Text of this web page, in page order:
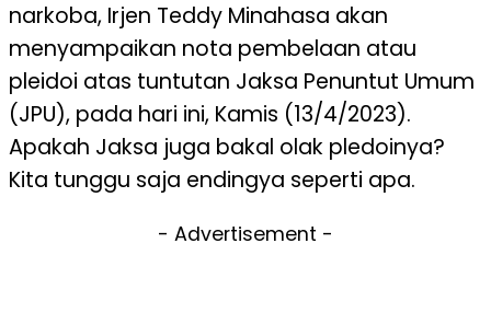
narkoba, Irjen Teddy Minahasa akan
menyampaikan nota pembelaan atau
pleidoi atas tuntutan Jaksa Penuntut Umum
(JPU), pada hari ini, Kamis (13/4/2023).
Apakah Jaksa juga bakal olak pledoinya?
Kita tunggu saja endingya seperti apa.
- Advertisement -